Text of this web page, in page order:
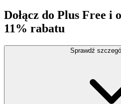
Dołącz do Plus Free i
11% rabatu
Sprawdź